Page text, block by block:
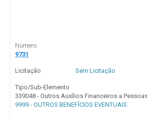
Número
9731
Licitação Sem Licitação
Tipo/Sub-Elemento
339048 - Outros Auxílios Financeiros a
9999 - OUTROS BENEFÍCIOS EVENTUAIS